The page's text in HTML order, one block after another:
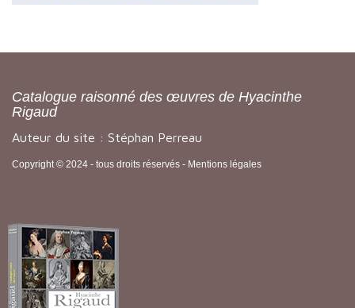
Catalogue raisonné des œuvres de Hyacinthe
Rigaud
Auteur du site : Stéphan Perreau
Copyright © 2024 - tous droits réservés - Mentions légales